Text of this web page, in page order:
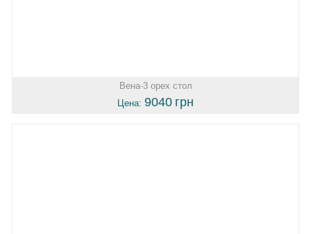
Вена-3 орех стол
Цена: 9040 грн